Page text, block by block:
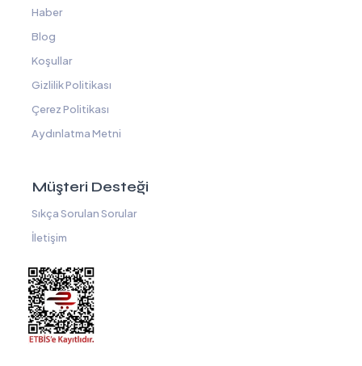
Haber
Blog
Koşullar
Gizlilik Politikası
Çerez Politikası
Aydınlatma Metni
Müşteri Desteği
Sıkça Sorulan Sorular
İletişim